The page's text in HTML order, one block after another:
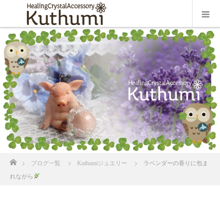
ブログ一覧 Kuthumiジュエリー
ラベンダーの香りに包ま
れながら